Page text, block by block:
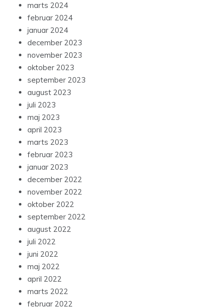
marts 2024
februar 2024
januar 2024
december 2023
november 2023
oktober 2023
september 2023
august 2023
juli 2023
maj 2023
april 2023
marts 2023
februar 2023
januar 2023
december 2022
november 2022
oktober 2022
september 2022
august 2022
juli 2022
juni 2022
maj 2022
april 2022
marts 2022
februar 2022